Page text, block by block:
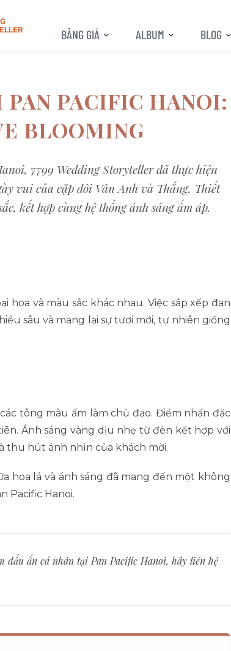
BẢNG GIÁ ALBUM BLOG
PACIFIC HANOI:
BLOOMING
7799 Wedding Storyteller đã thực hiện
vui của cặp đôi Vân Anh và Thắng. Thiết
kết hợp cùng hệ thống ánh sáng ấm áp.
và màu sắc khác nhau. Việc sắp xếp đan
sâu và mang lại sự tươi mới, tự nhiên giống
tông màu ấm làm chủ đạo. Điểm nhấn đặc
Ánh sáng vàng dịu nhẹ từ đèn kết hợp với
thu hút ánh nhìn của khách mời.
hoa lá và ánh sáng đã mang đến một không
Pacific Hanoi.
dấu ấn cá nhân tại Pan Pacific Hanoi, hãy liên hệ